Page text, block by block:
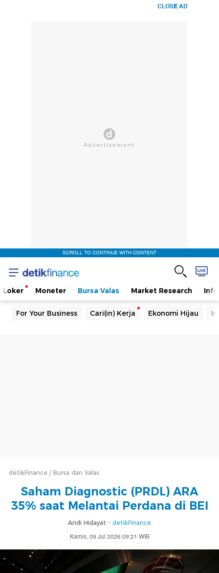
CLOSE AD
SCROLL TO CONTINUE WITH CONTENT
Loker Moneter Bursa Valas Market Research
For Your Business Cari(in) Kerja Ekonomi Hijau
detikFinance Bursa dan Valas
Saham Diagnostic (PRDL) ARA
35% saat Melantai Perdana di BEI
Andi Hidayat - detikFinance
Kamis, 09 Jul 2026 09:21 WIB